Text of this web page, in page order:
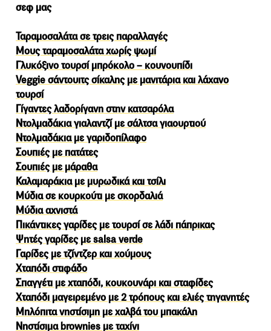
σεφ μας
Ταραμοσαλάτα σε τρεις παραλλαγές
Μους ταραμοσαλάτα χωρίς ψωμί
Γλυκόξινο τουρσί μπρόκολο – κουνουπίδι
Veggie σάντουιτς σίκαλης με μανιτάρια και λάχανο
τουρσί
Γίγαντες λαδορίγανη στην κατσαρόλα
Ντολμαδάκια γιαλαντζί με σάλτσα γιαουρτιού
Ντολμαδάκια με γαριδοπίλαφο
Σουπιές με πατάτες
Σουπιές με μάραθα
Καλαμαράκια με μυρωδικά και τσίλι
Μύδια σε κουρκούτι με σκορδαλιά
Μύδια αχνιστά
Πικάντικες γαρίδες με τουρσί σε λάδι πάπρικας
Ψητές γαρίδες με salsa verde
Γαρίδες με τζίντζερ και χούμους
Χταπόδι στιφάδο
Σπαγγέτι με χταπόδι, κουκουνάρι και σταφίδες
Χταπόδι μαγειρεμένο με 2 τρόπους και ελιές τηγανητές
Μηλόπιτα νηστίσιμη με χαλβά του μπακάλη
Νηστίσιμα brownies με ταχίνι